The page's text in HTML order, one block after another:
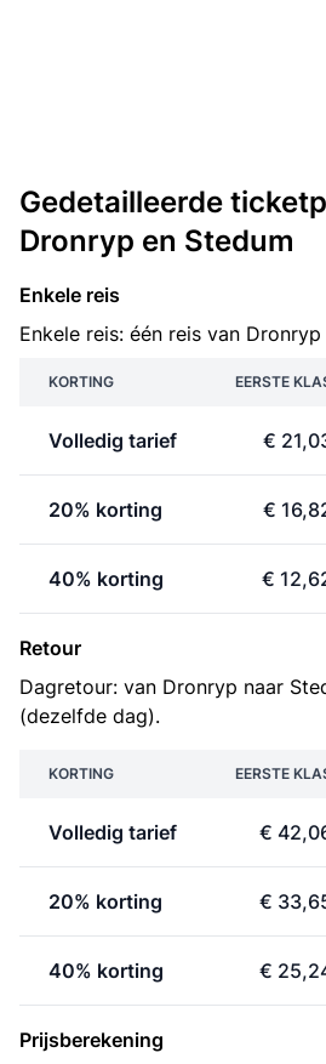
Gedetailleerde
Dronryp en Stedum
Enkele reis
Enkele reis: één reis van
KORTING EERSTE
Volledig tarief €
20% korting €
40% korting €
Retour
Dagretour: van Dronryp naar
(dezelfde dag).
KORTING EERSTE
Volledig tarief €
20% korting €
40% korting €
Prijsberekening